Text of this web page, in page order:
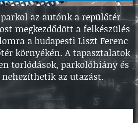
az autónk a repülőtér
megkezdődött a felkészülés
a budapesti Liszt Ferenc
környékén. A tapasztalatok
torlódások, parkolóhiány és
az utazást.